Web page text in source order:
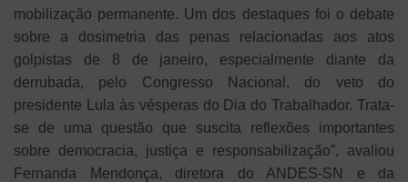
mobilização permanente. Um dos destaques foi o debate
sobre a dosimetria das penas relacionadas aos atos
golpistas de 8 de janeiro, especialmente diante da
derrubada, pelo Congresso Nacional, do veto do
presidente Lula às vésperas do Dia do Trabalhador. Trata-
se de uma questão que suscita reflexões importantes
sobre democracia, justiça e responsabilização”, avaliou
Fernanda Mendonça, diretora do ANDES-SN e da